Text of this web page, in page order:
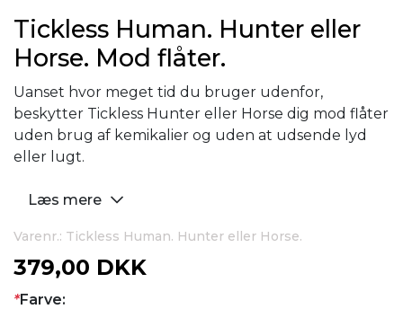
Tickless Human. Hunter eller
Horse. Mod flåter.
Uanset hvor meget tid du bruger udenfor,
beskytter Tickless Hunter eller Horse dig mod flåter
uden brug af kemikalier og uden at udsende lyd
eller lugt.
Læs mere
Varenr.: Tickless Human. Hunter eller Horse.
379,00 DKK
*Farve: